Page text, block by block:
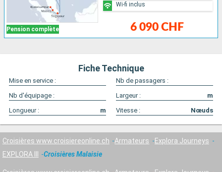
Pension complète 6 090 CHF
Wi-fi inclus
Fiche Technique
Mise en service :
Nb de passagers :
Nb d'équipage :
Largeur :
m
Longueur :
m Vitesse : Nœuds
Croisières www.croisiereonline.ch Armateurs
Explora Journeys
EXPLORA III
Croisières Malaisie